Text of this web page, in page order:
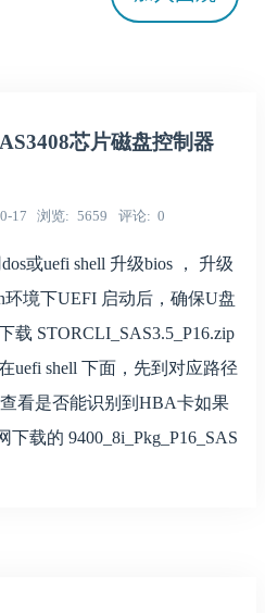
芯片磁盘控制器
17 浏览 5659 评论 0
或uefi shell 升级bios ， 升级
环境下UEFI 启动后，确保U盘
载 STORCLI_SAS3.5_P16.zip
uefi shell 下面，先到对应路径
看是否能识别到HBA卡如果
下载的 9400_8i_Pkg_P16_SAS